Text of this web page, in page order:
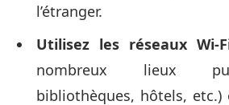
l’étranger.
Utilisez les réseaux Wi-
nombreux lieux
bibliothèques, hôtels, etc.)